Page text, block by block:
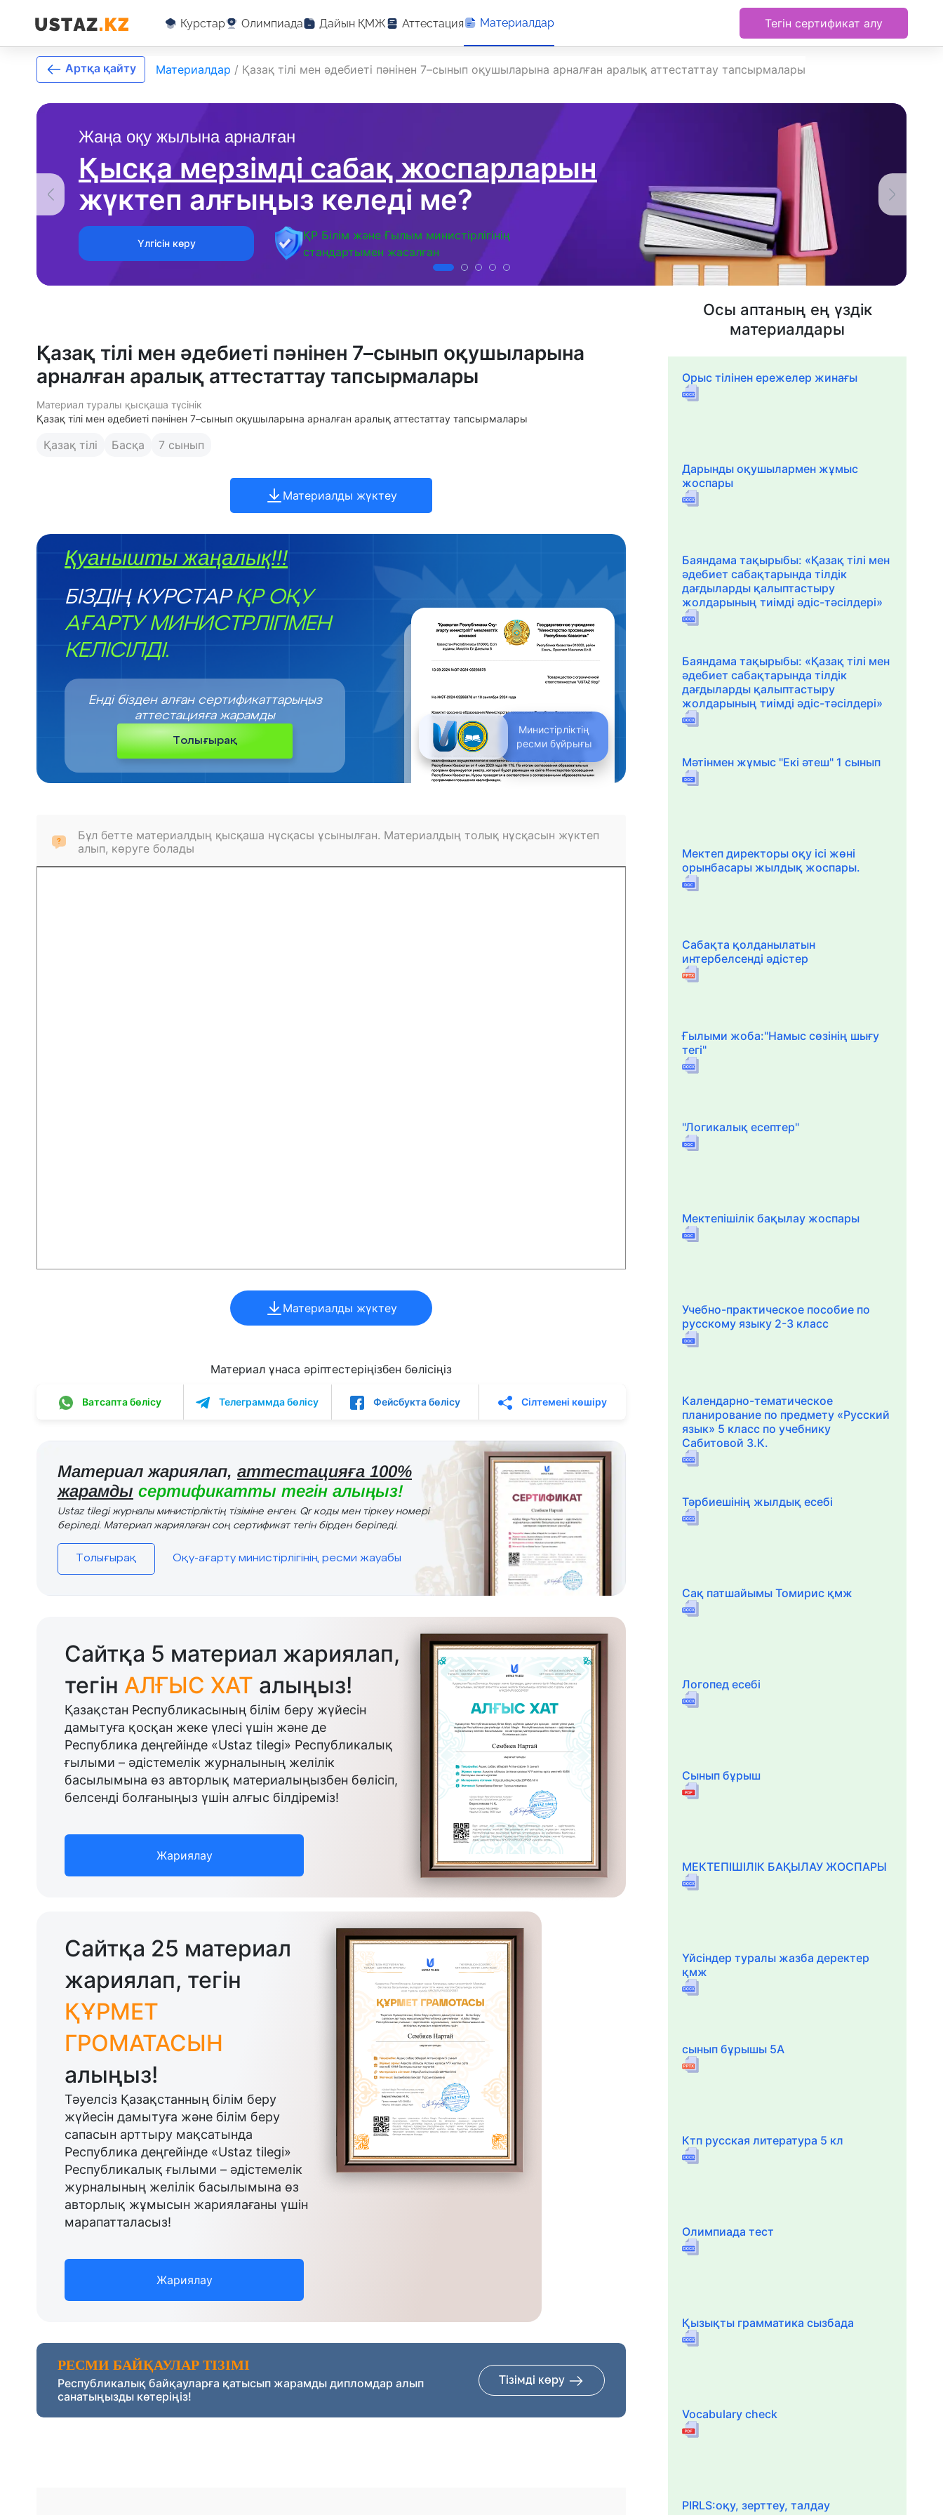
Курстар Олимпиада Дайын ҚМЖ Аттестация Материалдар Тегін сертификат алу
Жаңа оқу жылына арналған
Қысқа мерзімді сабақ жоспарларын
жүктеп алғыңыз келеді ме?
Үлгісін көру
ҚР Білім және Ғылым министірлігінің
стандартымен жасалған
Артқа қайту Материалдар / Қазақ тілі мен әдебиеті пәнінен 7–сынып оқушыларына арналған аралық аттестаттау тапсырмалары
Қазақ тілі мен әдебиеті пәнінен 7–сынып оқушыларына
арналған аралық аттестаттау тапсырмалары
Материал туралы қысқаша түсінік
Қазақ тілі мен әдебиеті пәнінен 7–сынып оқушыларына арналған аралық аттестаттау тапсырмалары
Қазақ тілі Басқа 7 сынып
Материалды жүктеу
Қуанышты жаңалық!!!
БІЗДІҢ КУРСТАР ҚР ОҚУ
АҒАРТУ МИНИСТРЛІГІМЕН
КЕЛІСІЛДІ.
Министірліктің
ресми бұйрығы
Енді бізден алған сертификаттарыңыз
аттестацияға жарамды
Толығырақ
Бұл бетте материалдың қысқаша нұсқасы ұсынылған. Материалдың толық нұсқасын жүктеп
алып, көруге болады
Материалды жүктеу
Материал ұнаса әріптестеріңізбен бөлісіңіз
Ватсапта бөлісу Телеграммда бөлісу Фейсбукта бөлісу Сілтемені көшіру
Материал жариялап, аттестацияға 100%
жарамды сертификатты тегін алыңыз!
Ustaz tilegi журналы министірліктің тізіміне енген. Qr коды мен тіркеу номері
беріледі. Материал жариялаған соң сертификат тегін бірден беріледі.
Толығырақ Оқу-ағарту министірлігінің ресми жауабы
Сайтқа 5 материал жариялап,
тегін АЛҒЫС ХАТ алыңыз!
Қазақстан Республикасының білім беру жүйесін
дамытуға қосқан жеке үлесі үшін және де
Республика деңгейінде «Ustaz tilegi» Республикалық
ғылыми – әдістемелік журналының желілік
басылымына өз авторлық материалыңызбен бөлісіп,
белсенді болғаныңыз үшін алғыс білдіреміз!
Жариялау
Сайтқа 25 материал
жариялап, тегін
ҚҰРМЕТ
ГРОМАТАСЫН
алыңыз!
Тәуелсіз Қазақстанның білім беру
жүйесін дамытуға және білім беру
сапасын арттыру мақсатында
Республика деңгейінде «Ustaz tilegi»
Республикалық ғылыми – әдістемелік
журналының желілік басылымына өз
авторлық жұмысын жариялағаны үшін
марапатталасыз!
Жариялау
РЕСМИ БАЙҚАУЛАР ТІЗІМІ
Республикалық байқауларға қатысып жарамды дипломдар алып
санатыңызды көтеріңіз!
Тізімді көру
Осы аптаның ең үздік
материалдары
Орыс тілінен ережелер жинағы
Дарынды оқушылармен жұмыс
жоспары
Баяндама тақырыбы: «Қазақ тілі мен
әдебиет сабақтарында тілдік
дағдыларды қалыптастыру
жолдарының тиімді әдіс-тәсілдері»
Баяндама тақырыбы: «Қазақ тілі мен
әдебиет сабақтарында тілдік
дағдыларды қалыптастыру
жолдарының тиімді әдіс-тәсілдері»
Мәтінмен жұмыс "Екі әтеш" 1 сынып
Мектеп директоры оқу ісі жөні
орынбасары жылдық жоспары.
Сабақта қолданылатын
интербелсенді әдістер
Ғылыми жоба:"Намыс сөзінің шығу
тегі"
"Логикалық есептер"
Мектепішілік бақылау жоспары
Учебно-практическое пособие по
русскому языку 2-3 класс
Календарно-тематическое
планирование по предмету «Русский
язык» 5 класс по учебнику
Сабитовой З.К.
Тәрбиешінің жылдық есебі
Сақ патшайымы Томирис қмж
Логопед есебі
Сынып бұрыш
МЕКТЕПІШІЛІК БАҚЫЛАУ ЖОСПАРЫ
Үйсіндер туралы жазба деректер
қмж
сынып бұрышы 5А
Ктп русская литература 5 кл
Олимпиада тест
Қызықты грамматика сызбада
Vocabulary check
PIRLS:оқу, зерттеу, талдау